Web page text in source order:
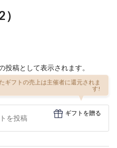
）
投稿として表示されます。
ギフトの売上は主催者に還元されま
す!
ギフトを贈る